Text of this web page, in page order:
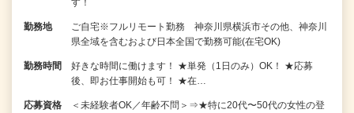
勤務地
ご自宅※フルリモート勤務 神奈川県横浜市その他、神奈川
県全域を含むおよび日本全国で勤務可能(在宅OK)
勤務時間
好きな時間に働けます！ ★単発（1日のみ）OK！ ★応募
後、即お仕事開始も可！ ★在…
応募資格
＜未経験者OK／年齢不問＞⇒★特に20代〜50代の女性の登